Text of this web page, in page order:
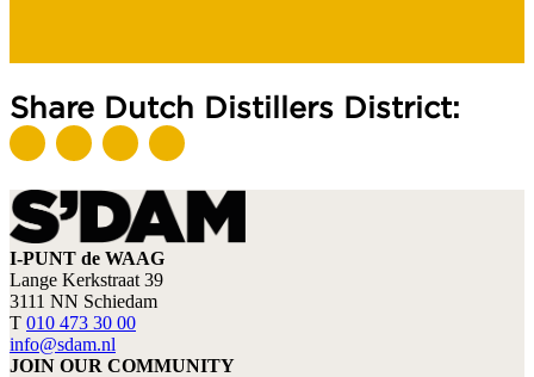
Share Dutch Distillers District:
I-PUNT de WAAG
Lange Kerkstraat 39
3111 NN Schiedam
T 010 473 30 00
info@sdam.nl
JOIN OUR COMMUNITY